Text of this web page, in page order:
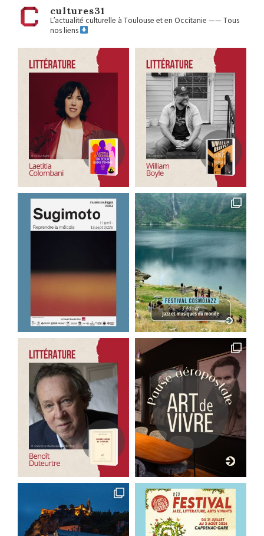
cultures31
L’actualité culturelle à Toulouse et en Occitanie——Tous
nos liens